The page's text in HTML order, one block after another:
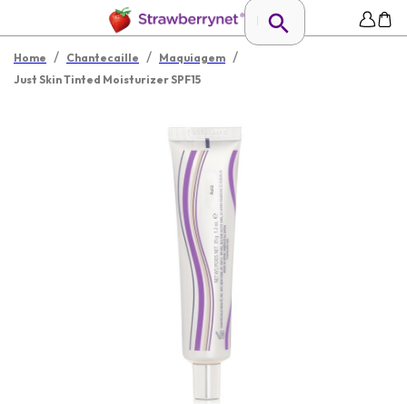
Home / Chantecaille / Maquiagem /
Just Skin Tinted Moisturizer SPF15